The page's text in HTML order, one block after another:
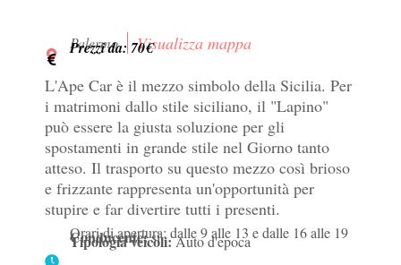
Palermo Visualizza mappa
Prezzi da: 70€
L'Ape Car è il mezzo simbolo della Sicilia. Per
i matrimoni dallo stile siciliano, il "Lapino"
può essere la giusta soluzione per gli
spostamenti in grande stile nel Giorno tanto
atteso. Il trasporto su questo mezzo così brioso
e frizzante rappresenta un'opportunità per
stupire e far divertire tutti i presenti.
Conducente:si
Tipologia veicoli:Auto d'epoca
Orari di apertura: dalle 9 alle 13 e dalle 16 alle 19